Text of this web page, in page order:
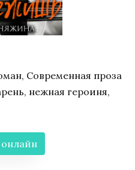
Современная проза
нежная героиня,